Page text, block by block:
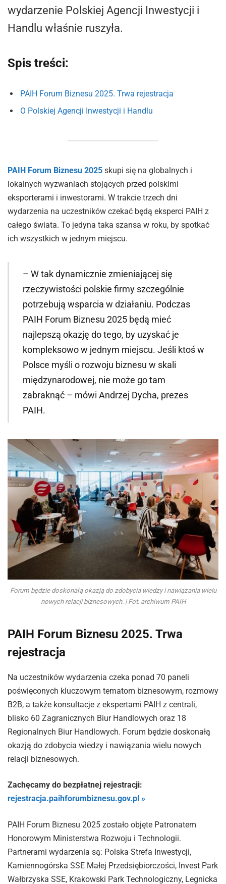
wydarzenie Polskiej Agencji Inwestycji i
Handlu właśnie ruszyła.
Spis treści:
PAIH Forum Biznesu 2025. Trwa rejestracja
O Polskiej Agencji Inwestycji i Handlu
PAIH Forum Biznesu 2025 skupi się na globalnych i
lokalnych wyzwaniach stojących przed polskimi
eksporterami i inwestorami. W trakcie trzech dni
wydarzenia na uczestników czekać będą eksperci PAIH z
całego świata. To jedyna taka szansa w roku, by spotkać
ich wszystkich w jednym miejscu.
– W tak dynamicznie zmieniającej się
rzeczywistości polskie firmy szczególnie
potrzebują wsparcia w działaniu. Podczas
PAIH Forum Biznesu 2025 będą mieć
najlepszą okazję do tego, by uzyskać je
kompleksowo w jednym miejscu. Jeśli ktoś w
Polsce myśli o rozwoju biznesu w skali
międzynarodowej, nie może go tam
zabraknąć – mówi Andrzej Dycha, prezes
PAIH.
Forum będzie doskonałą okazją do zdobycia wiedzy i nawiązania wielu
nowych relacji biznesowych. | Fot. archiwum PAIH
PAIH Forum Biznesu 2025. Trwa
rejestracja
Na uczestników wydarzenia czeka ponad 70 paneli
poświęconych kluczowym tematom biznesowym, rozmowy
B2B, a także konsultacje z ekspertami PAIH z centrali,
blisko 60 Zagranicznych Biur Handlowych oraz 18
Regionalnych Biur Handlowych. Forum będzie doskonałą
okazją do zdobycia wiedzy i nawiązania wielu nowych
relacji biznesowych.
Zachęcamy do bezpłatnej rejestracji:
rejestracja.paihforumbiznesu.gov.pl »
PAIH Forum Biznesu 2025 zostało objęte Patronatem
Honorowym Ministerstwa Rozwoju i Technologii.
Partnerami wydarzenia są: Polska Strefa Inwestycji,
Kamiennogórska SSE Małej Przedsiębiorczości, Invest Park
Wałbrzyska SSE, Krakowski Park Technologiczny, Legnicka